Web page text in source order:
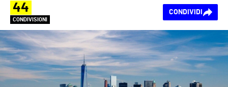
44
CONDIVISIONI
CONDIVIDI